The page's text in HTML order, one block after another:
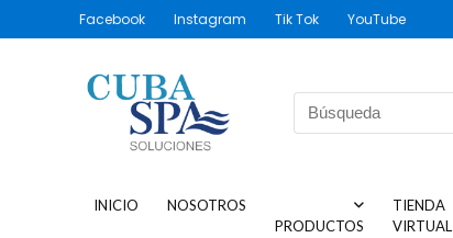
Facebook Instagram Tik Tok YouTube
INICIO
NOSOTROS
PRODUCTOS
TIENDA
VIRTUAL